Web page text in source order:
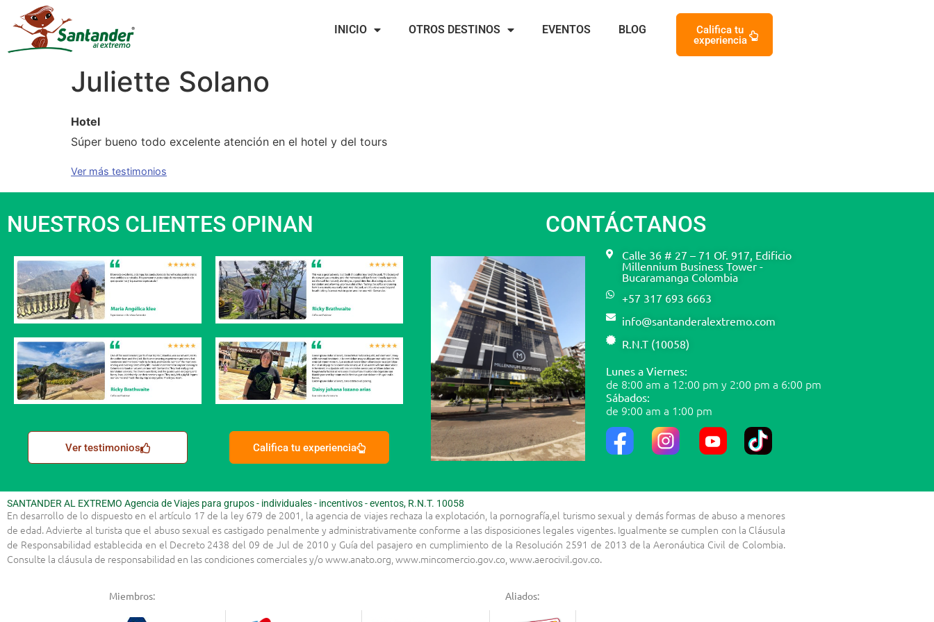
INICIO OTROS DESTINOS EVENTOS BLOG
Califica tu
experiencia
Juliette Solano
Hotel
Súper bueno todo excelente atención en el hotel y del tours
Ver más testimonios
NUESTROS CLIENTES OPINAN
Ver testimonios Califica tu experiencia
CONTÁCTANOS
Calle 36 # 27 – 71 Of. 917, Edificio
Millennium Business Tower -
Bucaramanga Colombia
+57 317 693 6663
info@santanderalextremo.com
R.N.T (10058)
Lunes a Viernes:
de 8:00 am a 12:00 pm y 2:00 pm a 6:00 pm
Sábados:
de 9:00 am a 1:00 pm
SANTANDER AL EXTREMO Agencia de Viajes para grupos - individuales - incentivos - eventos, R.N.T. 10058
En desarrollo de lo dispuesto en el artículo 17 de la ley 679 de 2001, la agencia de viajes rechaza la explotación, la pornografía,el turismo sexual y demás formas de abuso a menores
de edad. Advierte al turista que el abuso sexual es castigado penalmente y administrativamente conforme a las disposiciones legales vigentes. Igualmente se cumplen con la Cláusula
de Responsabilidad establecida en el Decreto 2438 del 09 de Jul de 2010 y Guía del pasajero en cumplimiento de la Resolución 2591 de 2013 de la Aeronáutica Civil de Colombia.
Consulte la cláusula de responsabilidad en las condiciones comerciales y/o www.anato.org, www.mincomercio.gov.co, www.aerocivil.gov.co.
Miembros: Aliados: